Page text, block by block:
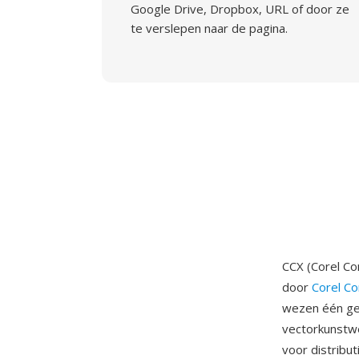
Google Drive, Dropbox, URL of door ze
te verslepen naar de pagina.
CCX (Corel
door Corel
wezen één
voor